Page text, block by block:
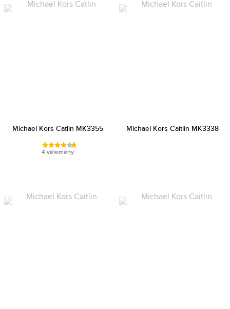
Michael Kors Catlin MK3355
4 vélemény
Michael Kors Caitlin MK3338